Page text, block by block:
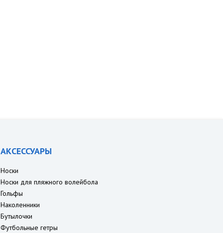
АКСЕССУАРЫ
Носки
Носки для пляжного волейбола
Гольфы
Наколенники
Бутылочки
Футбольные гетры